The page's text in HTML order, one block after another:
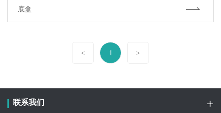
底盒
< 1 >
联系我们